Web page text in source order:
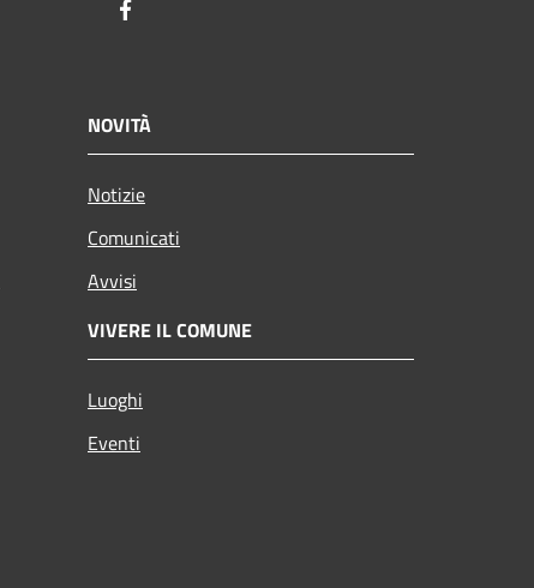
NOVITÀ
Notizie
Comunicati
Avvisi
VIVERE IL COMUNE
Luoghi
Eventi